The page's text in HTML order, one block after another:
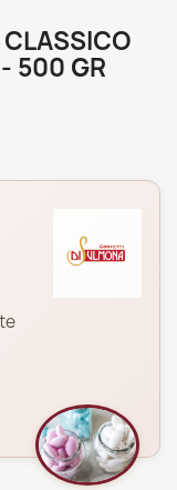
500 GR